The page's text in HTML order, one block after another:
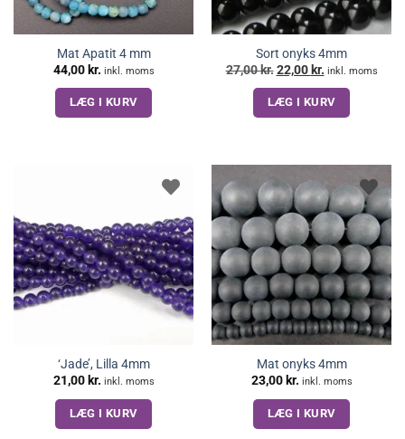
Mat Apatit 4 mm
44,00 kr. inkl. moms
LÆG I KURV
Sort onyks 4mm
27,00kr. Den
oprindelige
pris
var:
27,00 kr..
22,00 kr. Den
aktuelle
pris
er:
22,00 kr..
inkl. moms
LÆG I KURV
‘Jade’, Lilla 4mm
21,00 kr. inkl. moms
LÆG I KURV
Mat onyks 4mm
23,00 kr. inkl. moms
LÆG I KURV